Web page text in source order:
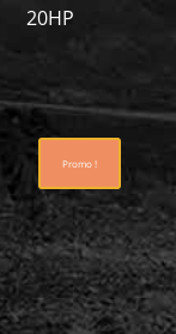
20HP
Promo !